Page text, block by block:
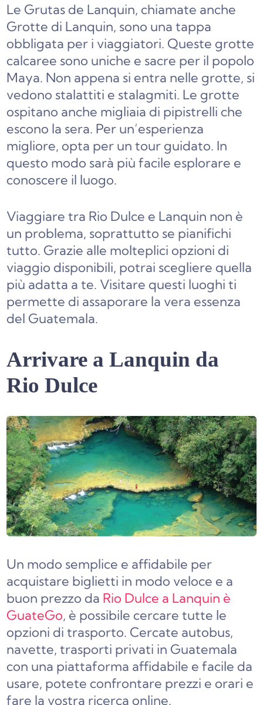
Le Grutas de Lanquin, chiamate anche
Grotte di Lanquin, sono una tappa
obbligata per i viaggiatori. Queste grotte
calcaree sono uniche e sacre per il popolo
Maya. Non appena si entra nelle grotte, si
vedono stalattiti e stalagmiti. Le grotte
ospitano anche migliaia di pipistrelli che
escono la sera. Per un’esperienza
migliore, opta per un tour guidato. In
questo modo sarà più facile esplorare e
conoscere il luogo.
Viaggiare tra Rio Dulce e Lanquin non è
un problema, soprattutto se pianifichi
tutto. Grazie alle molteplici opzioni di
viaggio disponibili, potrai scegliere quella
più adatta a te. Visitare questi luoghi ti
permette di assaporare la vera essenza
del Guatemala.
Arrivare a Lanquin da
Rio Dulce
Un modo semplice e affidabile per
acquistare biglietti in modo veloce e a
buon prezzo da Rio Dulce a Lanquin è
GuateGo, è possibile cercare tutte le
opzioni di trasporto. Cercate autobus,
navette, trasporti privati in Guatemala
con una piattaforma affidabile e facile da
usare, potete confrontare prezzi e orari e
fare la vostra ricerca online.